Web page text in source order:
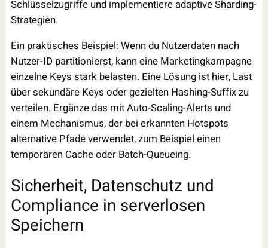
Schlüsselzugriffe und implementiere adaptive Sharding-
Strategien.
Ein praktisches Beispiel: Wenn du Nutzerdaten nach
Nutzer-ID partitionierst, kann eine Marketingkampagne
einzelne Keys stark belasten. Eine Lösung ist hier, Last
über sekundäre Keys oder gezielten Hashing-Suffix zu
verteilen. Ergänze das mit Auto-Scaling-Alerts und
einem Mechanismus, der bei erkannten Hotspots
alternative Pfade verwendet, zum Beispiel einen
temporären Cache oder Batch-Queueing.
Sicherheit, Datenschutz und
Compliance in serverlosen
Speichern